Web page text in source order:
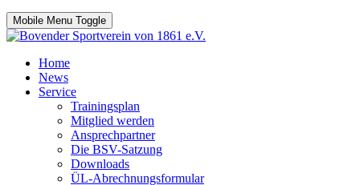
Mobile Menu Toggle
Home
News
Service
Trainingsplan
Mitglied werden
Ansprechpartner
Die BSV-Satzung
Downloads
ÜL-Abrechnungsformular